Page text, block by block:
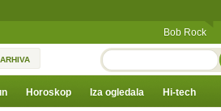
Bob Rock
ARHIVA TRAŽI
Horoskop Iza ogledala Hi-tech